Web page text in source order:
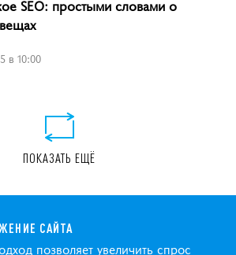
SEO: простыми словами о
в 10:00
ПОКАЗАТЬ ЕЩЁ
САЙТА
позволяет увеличить спрос